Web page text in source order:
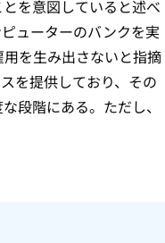
を意図していると述べ
ューターのバンクを実
を生み出さないと指摘
を提供しており、その
段階にある。ただし、